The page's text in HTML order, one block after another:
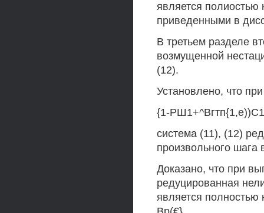
является
приведенными в
В третьем разделе
возмущенной
(12).
Установлено, что
{1-
система (11), (12)
произвольного шага
Доказано, что при
редуцированная
является